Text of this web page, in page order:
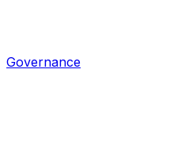
Governance